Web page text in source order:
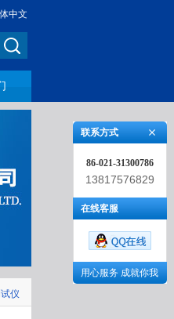
中文
仪
联系方式
86-021-31300786
13817576829
在线客服
用心服务 成就你我